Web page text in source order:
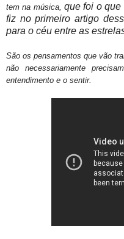
tem na música,que foi o
fiz no primeiro artigo
para o céu entre as
São os pensamentos que vão
não necessariamente
entendimento e o sentir.